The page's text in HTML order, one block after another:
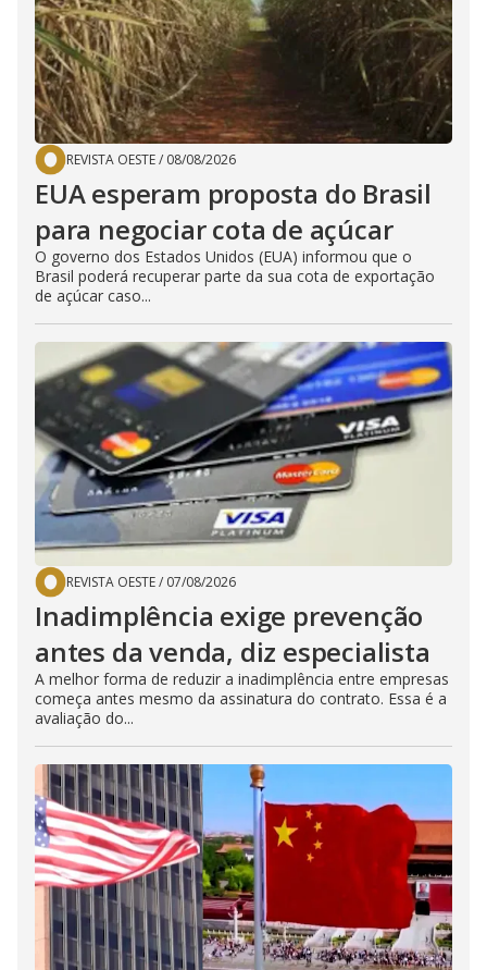
REVISTA OESTE/ 08/08/2026
EUA esperam proposta do Brasil
para negociar cota de açúcar
O governo dos Estados Unidos (EUA) informou que o
Brasil poderá recuperar parte da sua cota de exportação
de açúcar caso...
REVISTA OESTE/ 07/08/2026
Inadimplência exige prevenção
antes da venda, diz especialista
A melhor forma de reduzir a inadimplência entre empresas
começa antes mesmo da assinatura do contrato. Essa é a
avaliação do...